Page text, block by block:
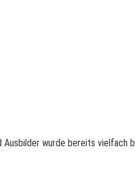
wurde bereits vielfach